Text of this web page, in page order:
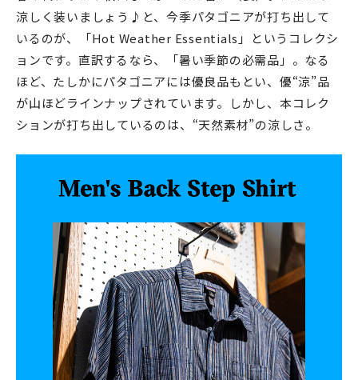
涼しく装いましょう♪と、今季パタゴニアが打ち出して
いるのが、「Hot Weather Essentials」というコレクシ
ョンです。直訳するなら、「暑い季節の必需品」。なる
ほど、たしかにパタゴニアには優良品もとい、優“涼”品
が山ほどラインナップされています。しかし、本コレク
ションが打ち出しているのは、“天然素材”の涼しさ。